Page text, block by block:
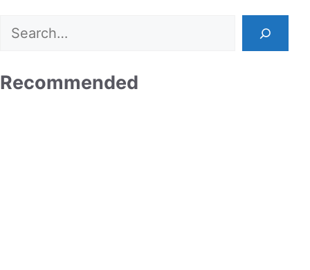
Search
Recommended